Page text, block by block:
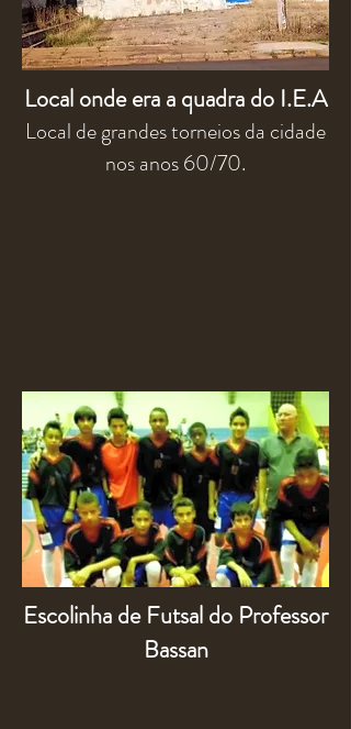
Local onde era a quadra do I.E.A
Local de grandes torneios da cidade
nos anos 60/70.
Escolinha de Futsal do Professor
Bassan